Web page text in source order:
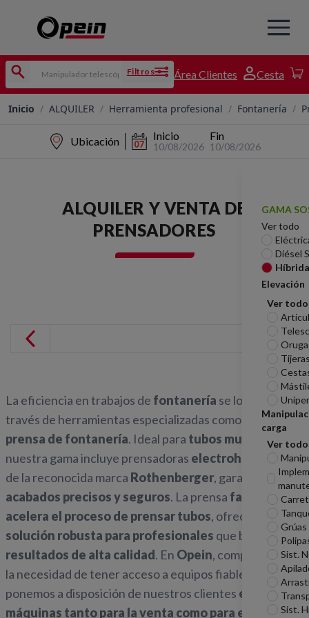
Filtros Área Clientes Cesta
Inicio / ALQUILER / Herramienta profesional / Fontanería /
Ubicación Inicio
10/08/2026
Fin
10/08/2026
GAMA
Ver todo
Diésel
Híbrida
Elevación
Ver todo
carga
Ver todo
Grúas
Sist.
Sist.
ALQUILER Y VENTA DE
PRENSADORES
La eficiencia en trabajos de fontanería se logra a
través de herramientas especializadas como nuestra
prensa de fontanería. Ideal para tubos multicapa
nuestra gama incluye prensadoras electrohidráulicas
de la reconocida marca Rothenberger, garantizando
acabados precisos y seguros. La prensa facilita y
acelera el proceso de prensar tubos, ofreciendo una
solución robusta para profesionales que buscan
resultados de alta calidad. En Opein, comprendemos
la necesidad de tener acceso a equipos fiables, por eso,
ponemos a disposición de nuestros clientes estas
máquinas tanto para la venta como para el alquiler,